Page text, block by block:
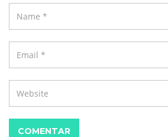
COMENTAR